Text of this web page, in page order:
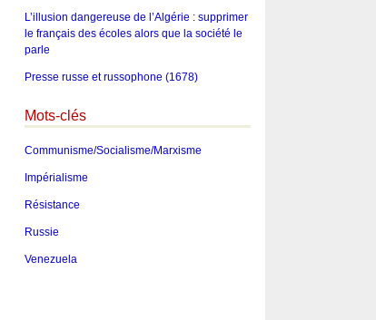
L’illusion dangereuse de l’Algérie : supprimer
le français des écoles alors que la société le
parle
Presse russe et russophone (1678)
Mots-clés
Communisme/Socialisme/Marxisme
Impérialisme
Résistance
Russie
Venezuela